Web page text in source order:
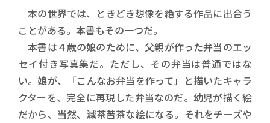
本の世界では、ときどき想像を絶する作品に出合う
ことがある。本書もその一つだ。
本書は４歳の娘のために、父親が作った弁当のエッ
セイ付き写真集だ。ただし、その弁当は普通ではな
い。娘が、「こんなお弁当を作って」と描いたキャラ
クターを、完全に再現した弁当なのだ。幼児が描く絵
だから、当然、滅茶苦茶な絵になる。それをチーズや